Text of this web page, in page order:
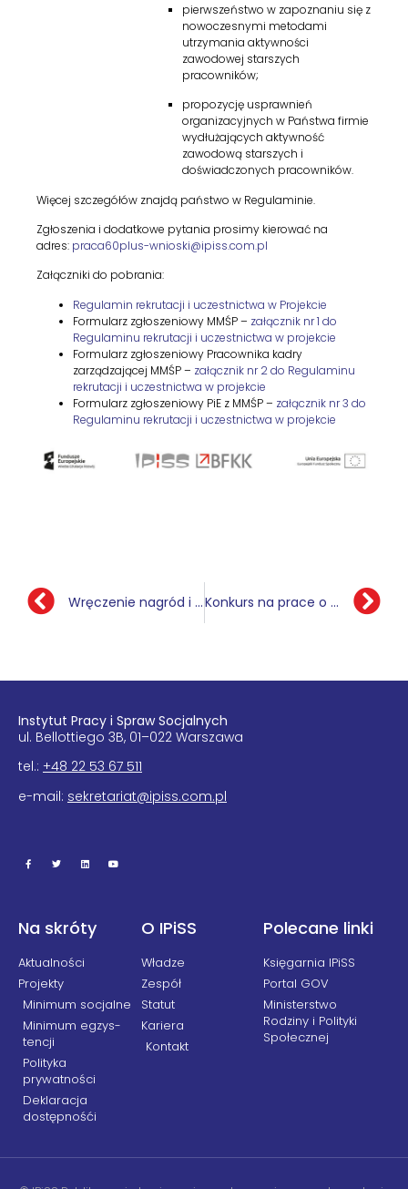
pierwszeństwo w zapoznaniu się z
nowoczesnymi metodami
utrzymania aktywności
zawodowej starszych
pracowników;
propozycję usprawnień
organizacyjnych w Państwa firmie
wydłużających aktywność
zawodową starszych i
doświadczonych pracowników.
Więcej szczegółów znajdą państwo w Regulaminie.
Zgłoszenia i dodatkowe pytania prosimy kierować na
adres: praca60plus-wnioski@ipiss.com.pl
Załączniki do pobrania:
Regulamin rekrutacji i uczestnictwa w Projekcie
Formularz zgłoszeniowy MMŚP – załącznik nr 1 do
Regulaminu rekrutacji i uczestnictwa w projekcie
Formularz zgłoszeniowy Pracownika kadry
zarządzającej MMŚP – załącznik nr 2 do Regulaminu
rekrutacji i uczestnictwa w projekcie
Formularz zgłoszeniowy PiE z MMŚP – załącznik nr 3 do
Regulaminu rekrutacji i uczestnictwa w projekcie
Wręc­zenie nagród­ i wyróżnień XXIII edy­cji Konkursu na najlep­sze prace mag­is­ter­skie i dok­torskie Konkurs na prace o charakterze naukowo-badawczym i dydaktycznym
Insty­tut Pracy i Spraw Soc­jal­nych
ul. Bel­lot­tiego 3B, 01–022 Warszawa
tel.: +48 22 53 67 511
e-mail: sekretariat@ipiss.com.pl
Na skróty
Aktualności
Projekty
Min­i­mum soc­jal­ne
Min­i­mum egzys­
tencji
Polityka
prywatności
Deklaracja
dostępnośći
O IPiSS
Władze
Zespół
Statut
Kariera
Kontakt
Polecane linki
Księgarnia IPiSS
Portal GOV
Ministerstwo
Rodziny i Polityki
Społecznej